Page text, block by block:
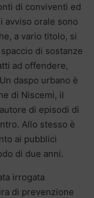
di conviventi ed
avviso orale sono
a vario titolo, si
di sostanze
ad offendere,
daspo urbano è
di Niscemi, il
di episodi di
Allo stesso è
ai pubblici
di due anni.
irrogata
di prevenzione